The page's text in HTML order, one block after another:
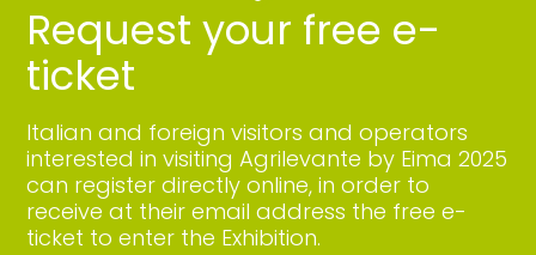
Request your free e-
ticket
Italian and foreign visitors and operators
interested in visiting Agrilevante by Eima 2025
can register directly online, in order to
receive at their email address the free e-
ticket to enter the Exhibition.